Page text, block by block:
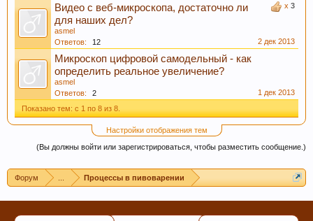
интернет-магазин, пожалуйста, поделитесь
ссылкой в соц сетях и в соц закладках. Тем
самым нас станет больше :) Спасибо!
Любое общение, которое не по-теме ПРОШУ
переносить вчат.
x 3
Видео с веб-микроскопа, достаточно ли
для наших дел?
asmel
Ответов:
12 2 дек 2013
Микроскоп цифровой самодельный - как
определить реальное увеличение?
asmel
Ответов:
2
1 дек 2013
Показано тем: с 1 по 8 из 8.
Настройки отображения тем
(Вы должны войти или зарегистрироваться, чтобы разместить сообщение.)
Форум Процессы в пивоварении